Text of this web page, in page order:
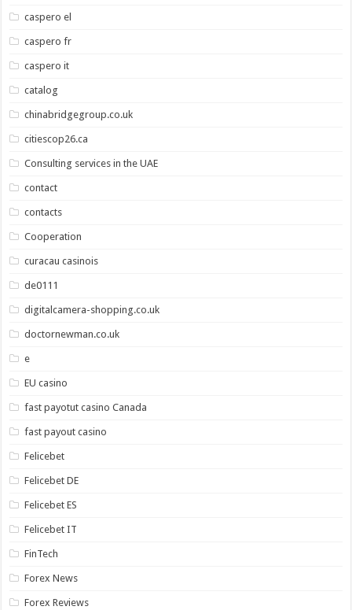
caspero el
caspero fr
caspero it
catalog
chinabridgegroup.co.uk
citiescop26.ca
Consulting services in the UAE
contact
contacts
Cooperation
curacau casinois
de0111
digitalcamera-shopping.co.uk
doctornewman.co.uk
e
EU casino
fast payotut casino Canada
fast payout casino
Felicebet
Felicebet DE
Felicebet ES
Felicebet IT
FinTech
Forex News
Forex Reviews